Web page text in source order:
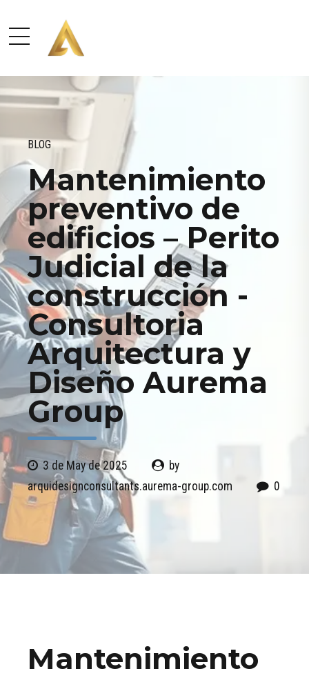
BLOG
Mantenimiento
preventivo de
edificios – Perito
Judicial de la
construcción -
Consultoria
Arquitectura y
Diseño Aurema
Group
3 de May de 2025
by
arquidesignconsultants.aurema-group.com
0
Mantenimiento